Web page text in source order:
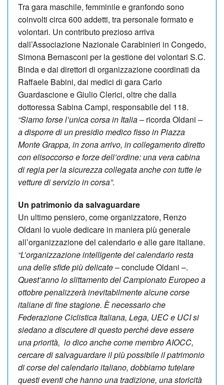
Tra gara maschile, femminile e granfondo sono
coinvolti circa 600 addetti, tra personale formato e
volontari. Un contributo prezioso arriva
dall’Associazione Nazionale Carabinieri in Congedo,
Simona Bernasconi per la gestione dei volontari S.C.
Binda e dai direttori di organizzazione coordinati da
Raffaele Babini, dai medici di gara Carlo
Guardascione e Giulio Clerici, oltre che dalla
dottoressa Sabina Campi, responsabile del 118.
“Siamo forse l’unica corsa in Italia –ricorda Oldani –
a disporre di un presidio medico fisso in Piazza
Monte Grappa, in zona arrivo, in collegamento diretto
con elisoccorso e forze dell’ordine: una vera cabina
di regia per la sicurezza collegata anche con tutte le
vetture di servizio in corsa”.
Un patrimonio da salvaguardare
Un ultimo pensiero, come organizzatore, Renzo
Oldani lo vuole dedicare in maniera più generale
all’organizzazione del calendario e alle gare italiane.
“L’organizzazione intelligente del calendario resta
una delle sfide più delicate– conclude Oldani –.
Quest’anno lo slittamento del Campionato Europeo a
ottobre penalizzerà inevitabilmente alcune corse
italiane di fine stagione. È necessario che
Federazione Ciclistica Italiana, Lega, UEC e UCI si
siedano a discutere di questo perché deve essere
una priorità, lo dico anche come membro AIOCC,
cercare di salvaguardare il più possibile il patrimonio
di corse del calendario italiano, dobbiamo tutelare
questi eventi che hanno una tradizione, una storicità